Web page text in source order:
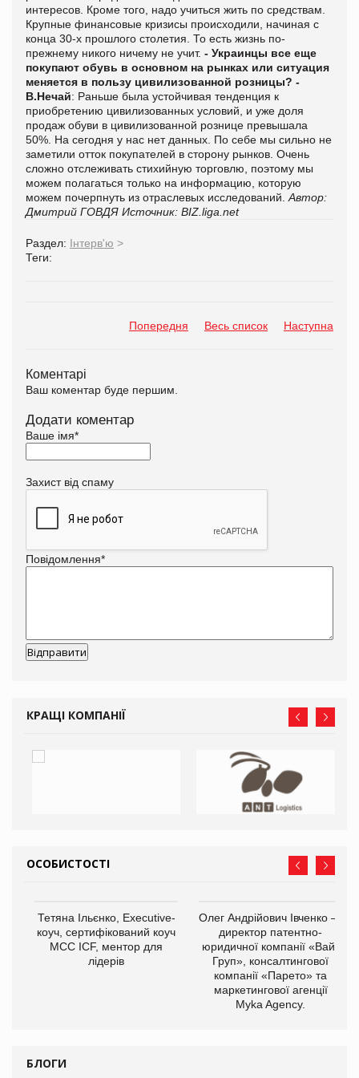
интересов. Кроме того, надо учиться жить по средствам.
Крупные финансовые кризисы происходили, начиная с
конца 30-х прошлого столетия. То есть жизнь по-
прежнему никого ничему не учит. - Украинцы все еще
покупают обувь в основном на рынках или ситуация
меняется в пользу цивилизованной розницы? -
В.Нечай: Раньше была устойчивая тенденция к
приобретению цивилизованных условий, и уже доля
продаж обуви в цивилизованной рознице превышала
50%. На сегодня у нас нет данных. По себе мы сильно не
заметили отток покупателей в сторону рынков. Очень
сложно отслеживать стихийную торговлю, поэтому мы
можем полагаться только на информацию, которую
можем почерпнуть из отраслевых исследований. Автор:
Дмитрий ГОВДЯ Источник: BIZ.liga.net
Раздел: Інтерв'ю >
Теги:
Попередня Весь список Наступна
Коментарі
Ваш коментар буде першим.
Додати коментар
Ваше імя*
Захист від спаму
Повідомлення*
КРАЩІ КОМПАНІЇ
ОСОБИСТОСТІ
Тетяна Ільєнко, Executive-
коуч, сертифікований коуч
МСС ICF, ментор для
лідерів
Олег Андрійович Івченко —
директор патентно-
юридичної компанії «Вайз
Груп», консалтингової
компанії «Парето» та
маркетингової агенції
Myka Agency.
БЛОГИ